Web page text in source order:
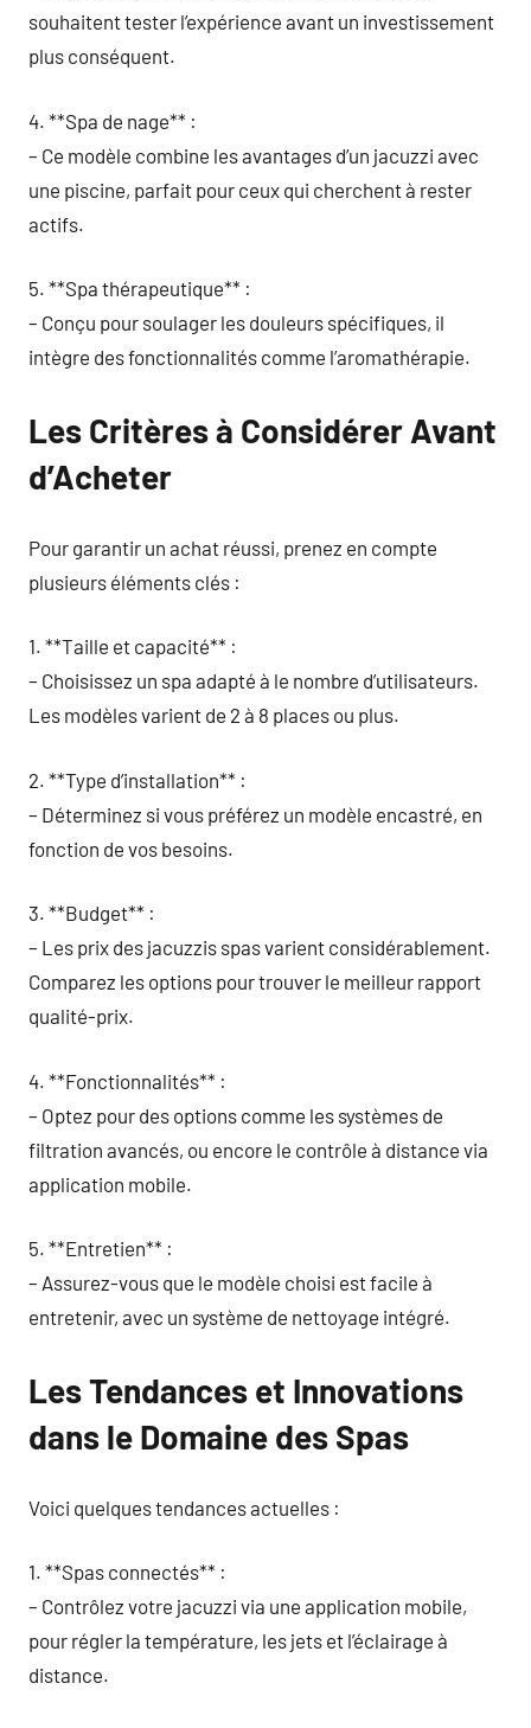
souhaitent tester l’expérience avant un investissement
plus conséquent.
4. **Spa de nage** :
– Ce modèle combine les avantages d’un jacuzzi avec
une piscine, parfait pour ceux qui cherchent à rester
actifs.
5. **Spa thérapeutique** :
– Conçu pour soulager les douleurs spécifiques, il
intègre des fonctionnalités comme l’aromathérapie.
Les Critères à Considérer Avant
d’Acheter
Pour garantir un achat réussi, prenez en compte
plusieurs éléments clés :
1. **Taille et capacité** :
– Choisissez un spa adapté à le nombre d’utilisateurs.
Les modèles varient de 2 à 8 places ou plus.
2. **Type d’installation** :
– Déterminez si vous préférez un modèle encastré, en
fonction de vos besoins.
3. **Budget** :
– Les prix des jacuzzis spas varient considérablement.
Comparez les options pour trouver le meilleur rapport
qualité-prix.
4. **Fonctionnalités** :
– Optez pour des options comme les systèmes de
filtration avancés, ou encore le contrôle à distance via
application mobile.
5. **Entretien** :
– Assurez-vous que le modèle choisi est facile à
entretenir, avec un système de nettoyage intégré.
Les Tendances et Innovations
dans le Domaine des Spas
Voici quelques tendances actuelles :
1. **Spas connectés** :
– Contrôlez votre jacuzzi via une application mobile,
pour régler la température, les jets et l’éclairage à
distance.